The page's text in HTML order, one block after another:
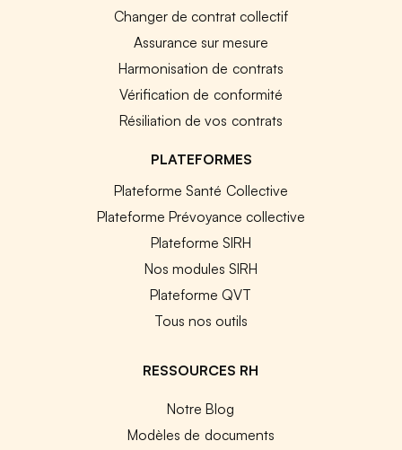
Changer de contrat collectif
Assurance sur mesure
Harmonisation de contrats
Vérification de conformité
Résiliation de vos contrats
PLATEFORMES
Plateforme Santé Collective
Plateforme Prévoyance collective
Plateforme SIRH
Nos modules SIRH
Plateforme QVT
Tous nos outils
RESSOURCES RH
Notre Blog
Modèles de documents